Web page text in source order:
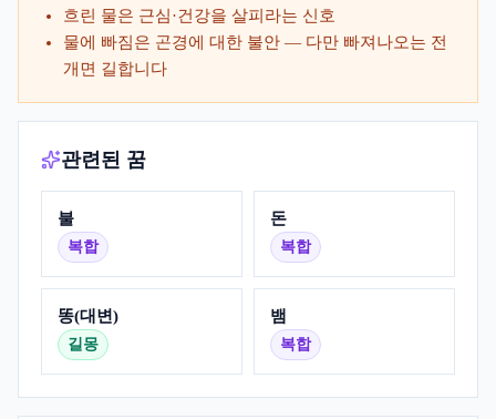
흐린 물은 근심·건강을 살피라는 신호
물에 빠짐은 곤경에 대한 불안 — 다만 빠져나오는 전
개면 길합니다
관련된 꿈
불
복합
돈
복합
똥(대변)
길몽
뱀
복합